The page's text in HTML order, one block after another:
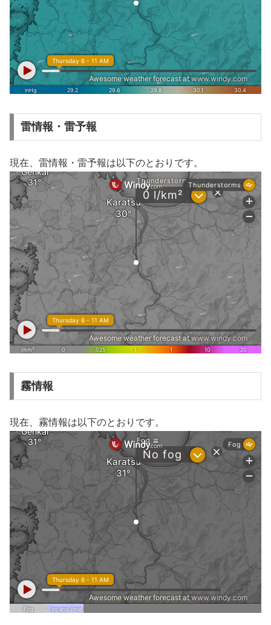
雷情報・雷予報
現在、雷情報・雷予報は以下のとおりです。
霧情報
現在、霧情報は以下のとおりです。